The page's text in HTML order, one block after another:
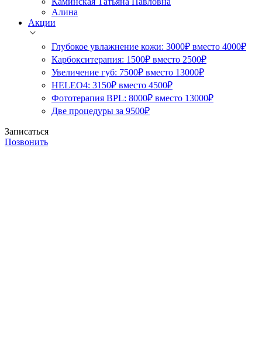
Алина
Акции
Глубокое увлажнение кожи: 3000₽ вместо 4000₽
Карбокситерапия: 1500₽ вместо 2500₽
Увеличение губ: 7500₽ вместо 13000₽
HELEO4: 3150₽ вместо 4500₽
Фототерапия BPL: 8000₽ вместо 13000₽
Две процедуры за 9500₽
Записаться
Позвонить